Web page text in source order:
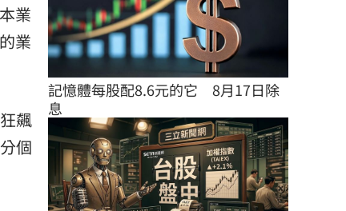
業
業
飆
個
記憶體每股配8.6元的它　8月17日除
息